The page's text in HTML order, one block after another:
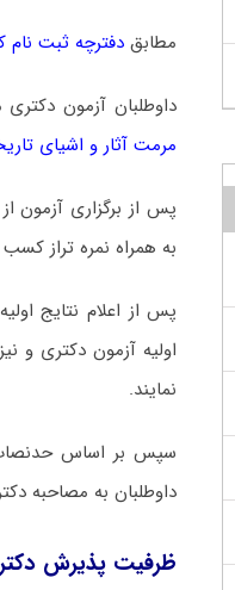
مطابق دفترچه ثبت نام
داوطلبان آزمون
ﻣﺮﻣﺖ آﺛﺎر و اشیای
پس از برگزاری آزمون
به همراه نمره تراز
پس از اعلام نتایج
اولیه آزمون دکتری و
نمایند.
سپس بر اساس حدنصاب
داوطلبان به مصاحبه
ظرفیت پذیرش